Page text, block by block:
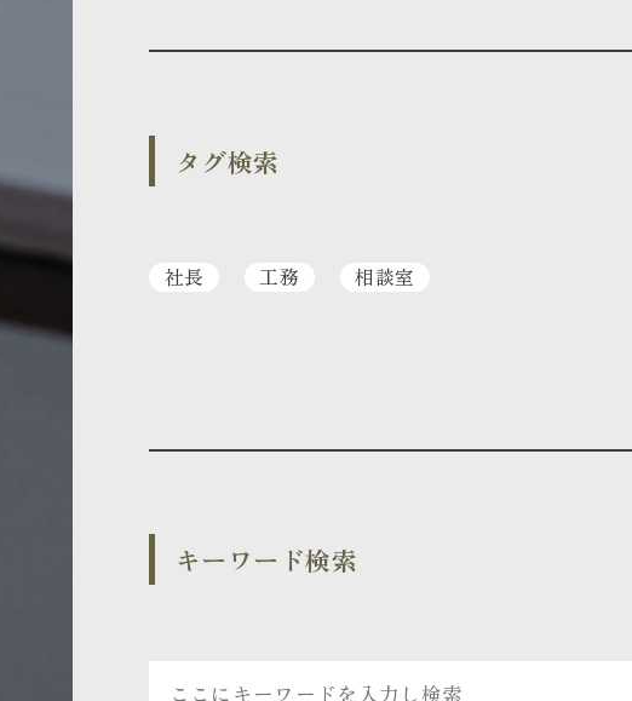
タグ検索
社長 工務 相談室
キーワード検索